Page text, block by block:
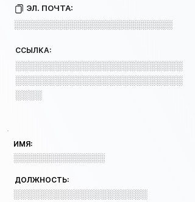
ЭЛ. ПОЧТА:
░░░░░░░░░░░░░░░░░░░░░░░░░░
ССЫЛКА:
░░░░░░░░░░░░░░░░░░░░░░░░░
░░░░░░░░░░░░░░░░░░░░░░░░░
░░░░
ИМЯ:
░░░░░░░░░░░░░░░
ДОЛЖНОСТЬ:
░░░░░░░░░░░░░░░░░░░░